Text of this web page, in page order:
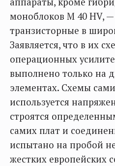
моноблоков M 40 HV,
транзисторные в
Заявляется, что в их
операционных
выполнено только на
элементах. Схемы
используется
строятся
самих плат и
испытано на пробой
жестких европейских